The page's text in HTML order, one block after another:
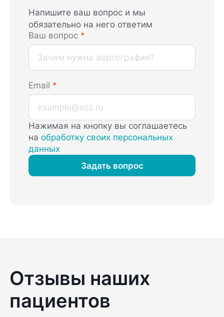
Напишите ваш вопрос и мы
обязательно на него ответим
Ваш вопрос *
Email *
Нажимая на кнопку вы соглашаетесь
наобработку своих персональных
данных
Задать вопрос
Отзывы наших
пациентов